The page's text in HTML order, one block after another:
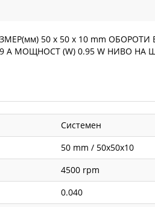
50 x 50 x 10 mm ОБОРОТИ
A МОЩНОСТ (W) 0.95 W НИВО
Системен
50 mm / 50x50x10
4500 rpm
0.040